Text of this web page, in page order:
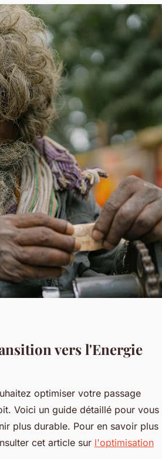
vers l'Energie
optimiser votre passage
Voici un guide détaillé pour vous
plus durable. Pour en savoir plus
cet article sur l'optimisation